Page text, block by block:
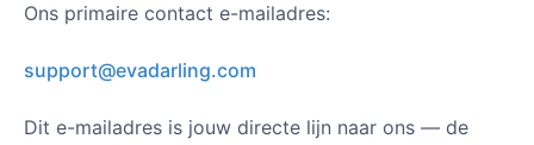
Ons primaire contact e-mailadres:
support@evadarling.com
Dit e-mailadres is jouw directe lijn naar ons — de